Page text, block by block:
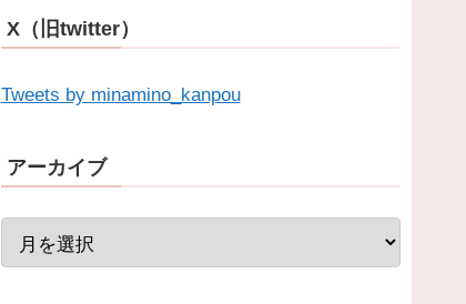
X（旧twitter）
Tweets by minamino_kanpou
アーカイブ